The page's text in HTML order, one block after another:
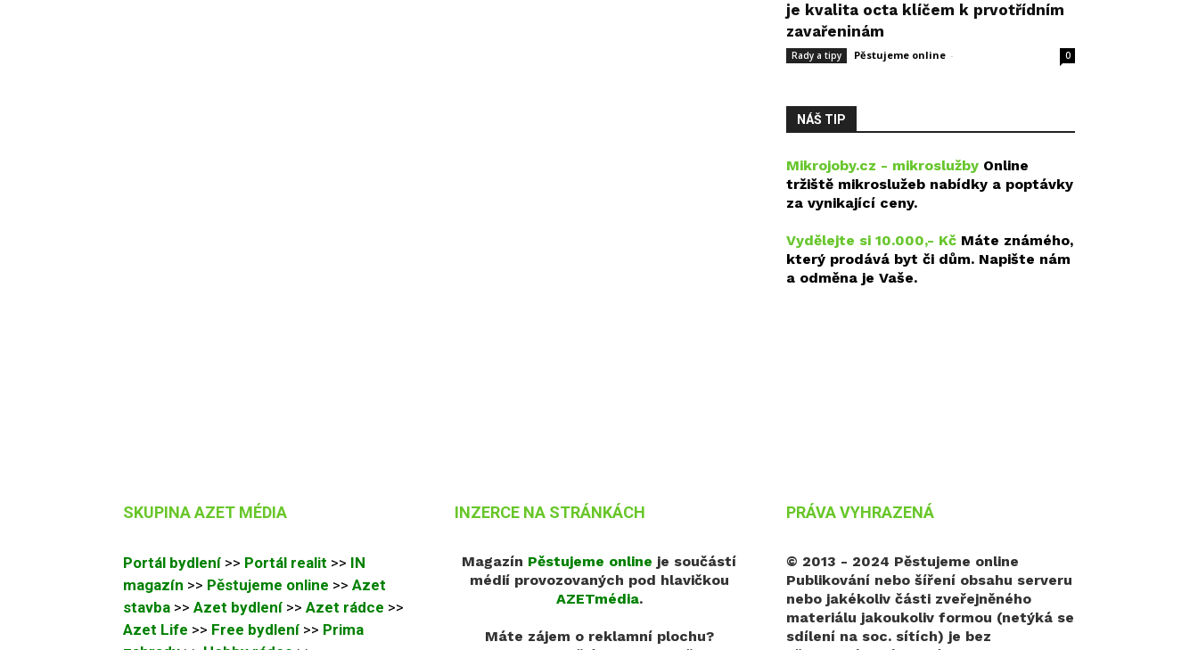
je kvalita octa klíčem k prvotřídním
zavařeninám
Rady a tipy Pěstujeme online - 0
NÁŠ TIP
Mikrojoby.cz - mikroslužby Online
tržiště mikroslužeb nabídky a poptávky
za vynikající ceny.
Vydělejte si 10.000,- Kč Máte známého,
který prodává byt či dům. Napište nám
a odměna je Vaše.
SKUPINA AZET MÉDIA
Portál bydlení >> Portál realit >> IN
magazín >> Pěstujeme online >> Azet
stavba >> Azet bydlení >> Azet rádce >>
Azet Life >> Free bydlení >> Prima
INZERCE NA STRÁNKÁCH
Magazín Pěstujeme online je součástí
médií provozovaných pod hlavičkou
AZETmédia.
Máte zájem o reklamní plochu?
PRÁVA VYHRAZENÁ
© 2013 - 2024 Pěstujeme online
Publikování nebo šíření obsahu serveru
nebo jakékoliv části zveřejněného
materiálu jakoukoliv formou (netýká se
sdílení na soc. sítích) je bez